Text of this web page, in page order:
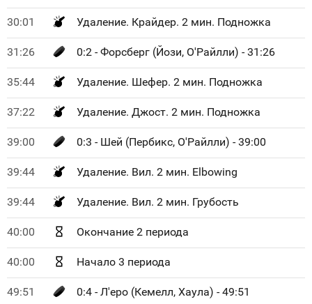
30:01 Удаление. Крайдер. 2 мин. Подножка
31:26 0:2 - Форсберг (Йози, О'Райлли) - 31:26
35:44 Удаление. Шефер. 2 мин. Подножка
37:22 Удаление. Джост. 2 мин. Подножка
39:00 0:3 - Шей (Пербикс, О'Райлли) - 39:00
39:44 Удаление. Вил. 2 мин. Elbowing
39:44 Удаление. Вил. 2 мин. Грубость
40:00 Окончание 2 периода
40:00 Начало 3 периода
49:51 0:4 - Л'еро (Кемелл, Хаула) - 49:51